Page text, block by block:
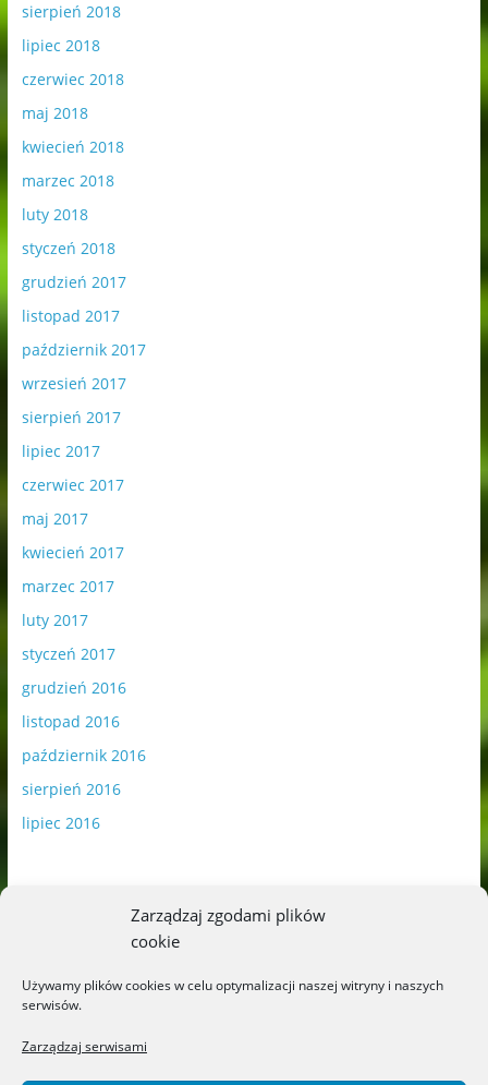
Zarządzaj zgodami plików
cookie
Używamy plików cookies w celu optymalizacji naszej witryny i naszych
serwisów.
Zarządzaj serwisami
sierpień 2018
lipiec 2018
czerwiec 2018
maj 2018
kwiecień 2018
marzec 2018
luty 2018
styczeń 2018
grudzień 2017
listopad 2017
październik 2017
wrzesień 2017
sierpień 2017
lipiec 2017
czerwiec 2017
maj 2017
kwiecień 2017
marzec 2017
luty 2017
styczeń 2017
grudzień 2016
listopad 2016
październik 2016
sierpień 2016
lipiec 2016